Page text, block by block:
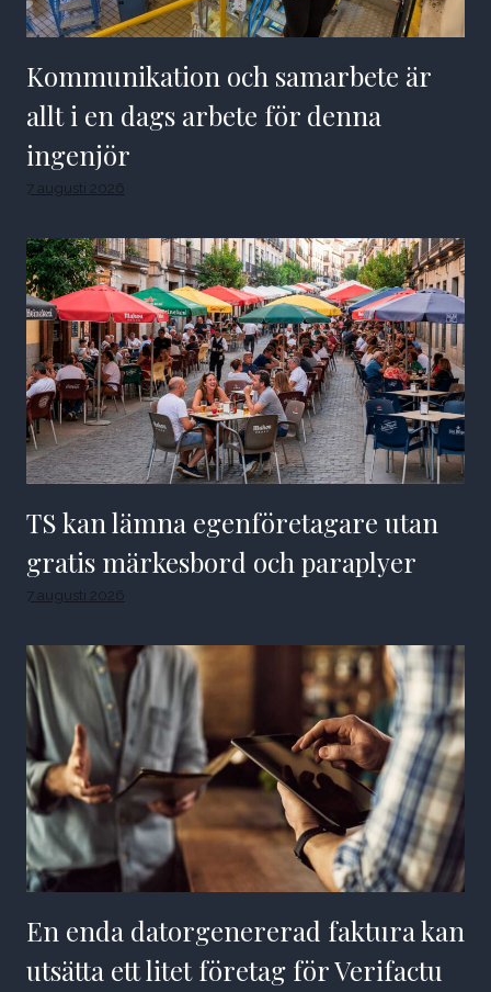
Kommunikation och samarbete är
allt i en dags arbete för denna
ingenjör
7 augusti 2026
TS kan lämna egenföretagare utan
gratis märkesbord och paraplyer
7 augusti 2026
En enda datorgenererad faktura kan
utsätta ett litet företag för Verifactu